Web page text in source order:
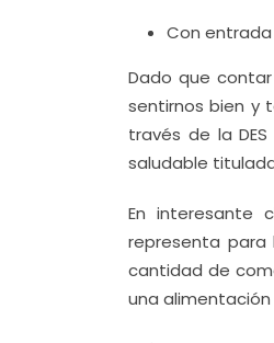
Con entrada
Dado que
sentirnos bien y
través de la
saludable
En interesante
representa
cantidad de
una